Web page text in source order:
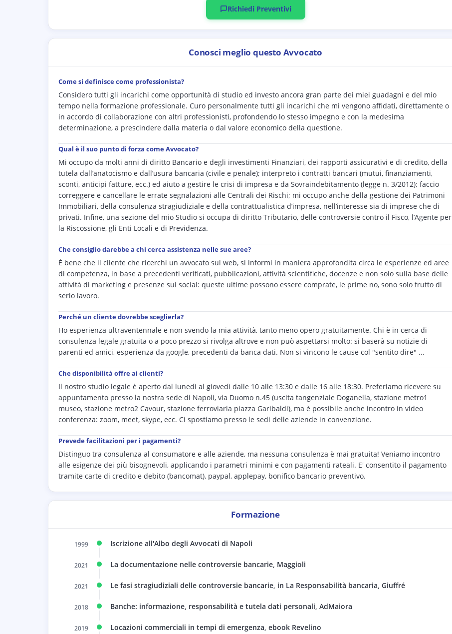
Richiedi Preventivi
Conosci meglio questo Avvocato
Come si definisce come professionista?
Considero tutti gli incarichi come opportunità di studio ed investo ancora gran parte dei miei guadagni e del mio
tempo nella formazione professionale. Curo personalmente tutti gli incarichi che mi vengono affidati, direttamente o
in accordo di collaborazione con altri professionisti, profondendo lo stesso impegno e con la medesima
determinazione, a prescindere dalla materia o dal valore economico della questione.
Qual è il suo punto di forza come Avvocato?
Mi occupo da molti anni di diritto Bancario e degli investimenti Finanziari, dei rapporti assicurativi e di credito, della
tutela dall’anatocismo e dall’usura bancaria (civile e penale); interpreto i contratti bancari (mutui, finanziamenti,
sconti, anticipi fatture, ecc.) ed aiuto a gestire le crisi di impresa e da Sovraindebitamento (legge n. 3/2012); faccio
correggere e cancellare le errate segnalazioni alle Centrali dei Rischi; mi occupo anche della gestione dei Patrimoni
Immobiliari, della consulenza stragiudiziale e della contrattualistica d’impresa, nell’interesse sia di imprese che di
privati. Infine, una sezione del mio Studio si occupa di diritto Tributario, delle controversie contro il Fisco, l’Agente per
la Riscossione, gli Enti Locali e di Previdenza.
Che consiglio darebbe a chi cerca assistenza nelle sue aree?
È bene che il cliente che ricerchi un avvocato sul web, si informi in maniera approfondita circa le esperienze ed aree
di competenza, in base a precedenti verificati, pubblicazioni, attività scientifiche, docenze e non solo sulla base delle
attività di marketing e presenze sui social: queste ultime possono essere comprate, le prime no, sono solo frutto di
serio lavoro.
Perché un cliente dovrebbe sceglierla?
Ho esperienza ultraventennale e non svendo la mia attività, tanto meno opero gratuitamente. Chi è in cerca di
consulenza legale gratuita o a poco prezzo si rivolga altrove e non può aspettarsi molto: si baserà su notizie di
parenti ed amici, esperienza da google, precedenti da banca dati. Non si vincono le cause col "sentito dire" ...
Che disponibilità offre ai clienti?
Il nostro studio legale è aperto dal lunedì al giovedì dalle 10 alle 13:30 e dalle 16 alle 18:30. Preferiamo ricevere su
appuntamento presso la nostra sede di Napoli, via Duomo n.45 (uscita tangenziale Doganella, stazione metro1
museo, stazione metro2 Cavour, stazione ferroviaria piazza Garibaldi), ma è possibile anche incontro in video
conferenza: zoom, meet, skype, ecc. Ci spostiamo presso le sedi delle aziende in convenzione.
Prevede facilitazioni per i pagamenti?
Distinguo tra consulenza al consumatore e alle aziende, ma nessuna consulenza è mai gratuita! Veniamo incontro
alle esigenze dei più bisognevoli, applicando i parametri minimi e con pagamenti rateali. E' consentito il pagamento
tramite carte di credito e debito (bancomat), paypal, applepay, bonifico bancario preventivo.
Formazione
1999 Iscrizione all'Albo degli Avvocati di Napoli
2021 La documentazione nelle controversie bancarie, Maggioli
2021 Le fasi stragiudiziali delle controversie bancarie, in La Responsabilità bancaria, Giuffré
2018 Banche: informazione, responsabilità e tutela dati personali, AdMaiora
2019 Locazioni commerciali in tempi di emergenza, ebook Revelino